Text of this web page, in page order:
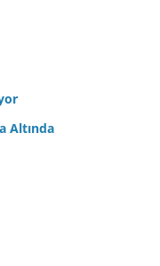
Altında